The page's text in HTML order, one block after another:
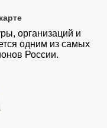
организаций и
одним из самых
России.